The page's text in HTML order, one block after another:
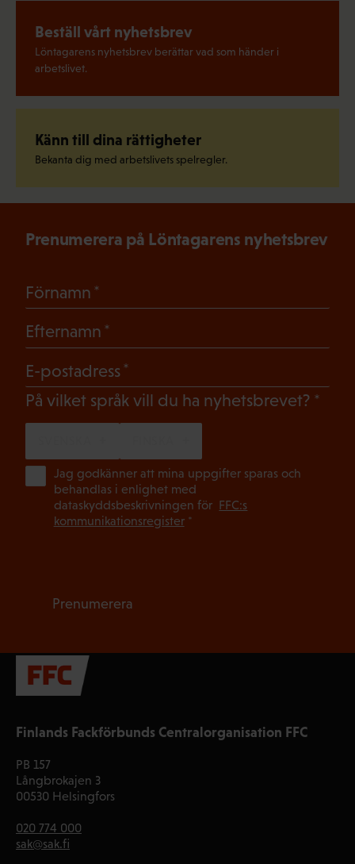
Beställ vårt nyhetsbrev
Löntagarens nyhetsbrev berättar vad som händer i
arbetslivet.
Känn till dina rättigheter
Bekanta dig med arbetslivets spelregler.
Finlands Fackförbunds Centralorganisation FFC
PB 157
Långbrokajen 3
00530 Helsingfors
020 774 000
sak@sak.fi
Prenumerera på Löntagarens nyhetsbrev
Förnamn
Efternamn
E-postadress
På vilket språk vill du ha nyhetsbrevet?
Jag godkänner att mina uppgifter sparas och
behandlas i enlighet med
dataskyddsbeskrivningen för FFC:s
kommunikationsregister*
Prenumerera